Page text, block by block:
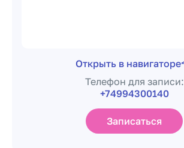
Открыть в навигаторе
Телефон для записи:
+74994300140
Записаться